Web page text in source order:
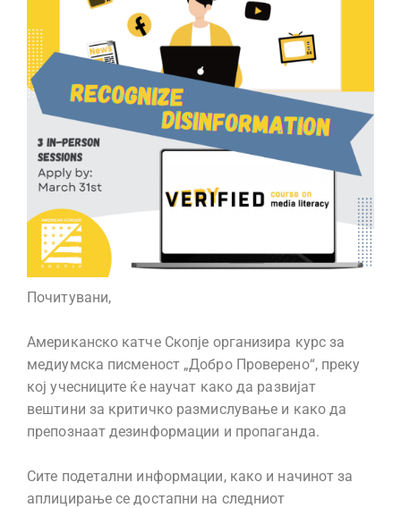
Почитувани,
Американско катче Скопје организира курс за
медиумска писменост „Добро Проверено“, преку
кој учесниците ќе научат како да развијат
вештини за критичко размислување и како да
препознаат дезинформации и пропаганда.
Сите подетални информации, како и начинот за
аплицирање се достапни на следниот